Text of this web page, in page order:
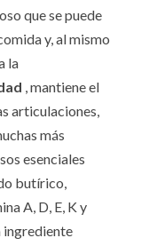
que se puede
y, al mismo
la
, mantiene el
articulaciones,
más
esenciales
butírico,
A, D, E, K y
ingrediente